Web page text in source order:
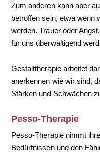
Zum anderen kann aber
betroffen sein, etwa wenn
werden. Trauer oder
für uns überwältigend
Gestalttherapie arbeitet
anerkennen wie wir sind,
Stärken und Schwächen
Pesso-Therapie
Pesso-Therapie nimmt
Bedürfnissen und den